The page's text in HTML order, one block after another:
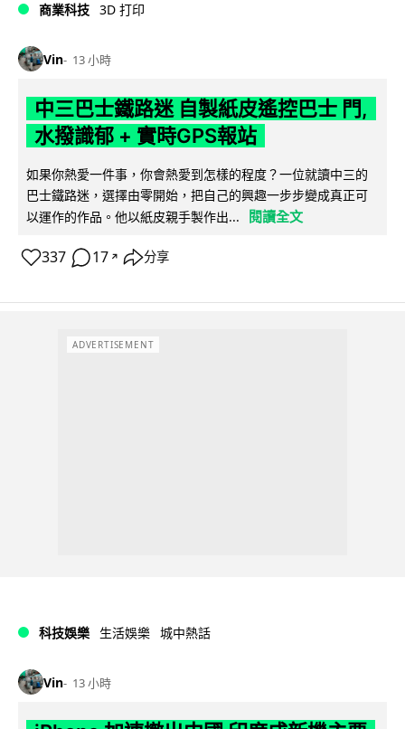
商業科技 3D 打印
Vin 13 小時
中三巴士鐵路迷 自製紙皮遙控巴士 門,
水撥識郁 + 實時GPS報站
如果你熱愛一件事，你會熱愛到怎樣的程度？一位就讀中三的
巴士鐵路迷，選擇由零開始，把自己的興趣一步步變成真正可
以運作的作品。他以紙皮親手製作出...
閱讀全文
337 17 ↗ 分享
ADVERTISEMENT
科技娛樂 生活娛樂 城中熱話
Vin 13 小時